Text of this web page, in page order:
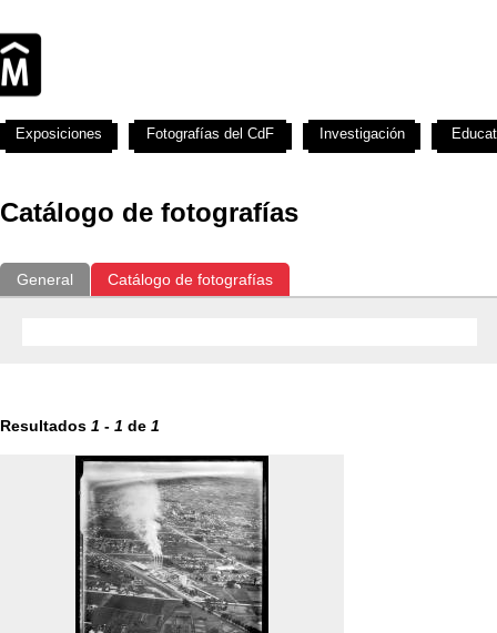
Catálogo de fotografías
General Catálogo de fotografías
Resultados 1 - 1 de 1
Exposiciones Fotografías del CdF Investigación